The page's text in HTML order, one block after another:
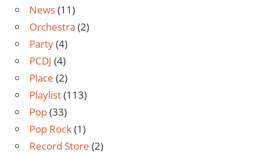
News(11)
Orchestra (2)
Party(4)
PCDJ (4)
Place (2)
Playlist(113)
Pop(33)
Pop Rock(1)
Record Store (2)